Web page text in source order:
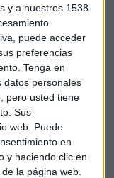
y a nuestros 1538
puede acceder
preferencias
Tenga en
datos personales
pero usted tiene
Sus
web. Puede
en
y haciendo clic en
la página web.
scientists-
del día